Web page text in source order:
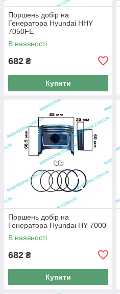
Поршень добір на
Генератора Hyundai HHY
7050FE
В наявності
682 ₴
Купити
Поршень добір на
Генератора Hyundai HY 7000
В наявності
682 ₴
Купити